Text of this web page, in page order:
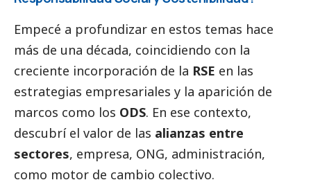
Empecé a profundizar en estos temas hace
más de una década, coincidiendo con la
creciente incorporación de la RSE en las
estrategias empresariales y la aparición de
marcos como los ODS. En ese contexto,
descubrí el valor de las alianzas entre
sectores, empresa, ONG, administración,
como motor de cambio colectivo.